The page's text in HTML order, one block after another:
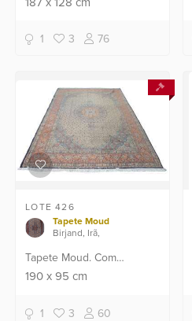
1 3 76
LOTE 426
Tapete Moud
Birjand, Irã,
Tapete Moud. Com
desgastes.
190x 95cm
1 3 60